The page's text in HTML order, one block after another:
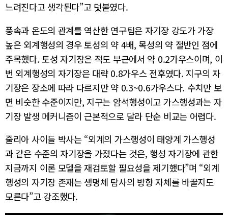
느려진다고 생각된다”고 덧붙였다.
풍속과 온도의 관계를 역산한 연구팀은 자기장 강도가 가장
높은 외계행성의 경우 토성의 약 4배, 목성의 약 절반인 점에
주목했다. 토성 자기장은 적도 부근에서 약 0.2가우스이며, 이
번 외계행성의 자기장은 대략 0.8가우스 전후였다. 지구의 자
기장은 장소에 따라 다르지만 약 0.3~0.6가우스다. 수치만 보
면 비슷한 수준이지만, 지구는 암석행성이고 가스행성과는 자
기장 발생 메커니즘이 근본적으로 달라 단순 비교는 어렵다.
줄리아 사이들 박사는 “외계의 가스행성이 태양계 가스행성
과 같은 수준의 자기장을 가졌다는 것은, 행성 자기장에 관한
지금까지 이론 모델을 재검토할 필요성을 제기했다”며 “외계
행성의 자기장 존재는 생명체 탐사의 방향 자체를 바꿀지도
모른다”고 강조했다.